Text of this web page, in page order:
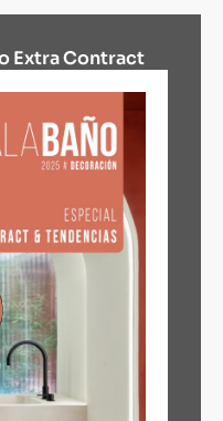
Extra Contract